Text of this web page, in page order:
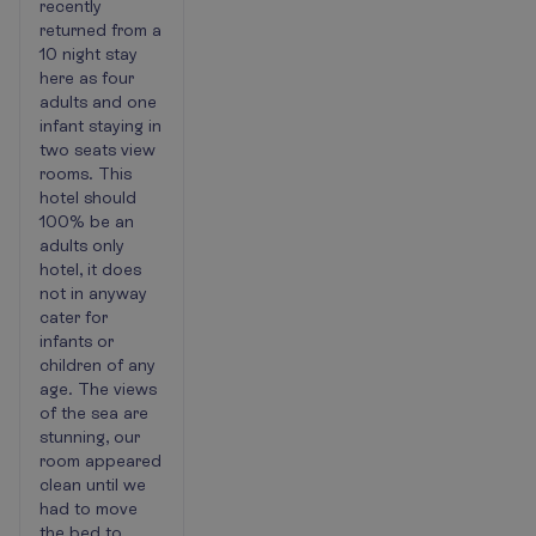
but
nothing
5*
about
it
recently
returned from a
10 night stay
here as four
adults and one
infant staying in
two seats view
rooms. This
hotel should
100% be an
adults only
hotel, it does
not in anyway
cater for
infants or
children of any
age. The views
of the sea are
stunning, our
room appeared
clean until we
had to move
the bed to